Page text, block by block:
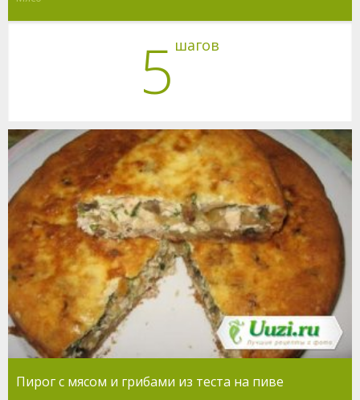
5 шагов
Пирог с мясом и грибами из теста на пиве